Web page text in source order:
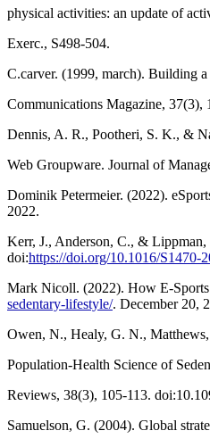
physical activities: an update of
Exerc., S498-504.
C.carver. (1999, march). Building
Communications Magazine, 37(3),
Dennis, A. R., Pootheri, S. K., &
Web Groupware. Journal of
Dominik Petermeier. (2022).
2022.
Kerr, J., Anderson, C., & Lippman,
doi:https://doi.org/10.1016/S1470-
Mark Nicoll. (2022). How E-
sedentary-lifestyle/. December 20,
Owen, N., Healy, G. N.,
Population-Health Science of
Reviews, 38(3), 105-113.
Samuelson, G. (2004). Global